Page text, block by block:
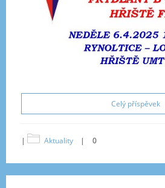
Celý příspěvek
| Aktuality | 0